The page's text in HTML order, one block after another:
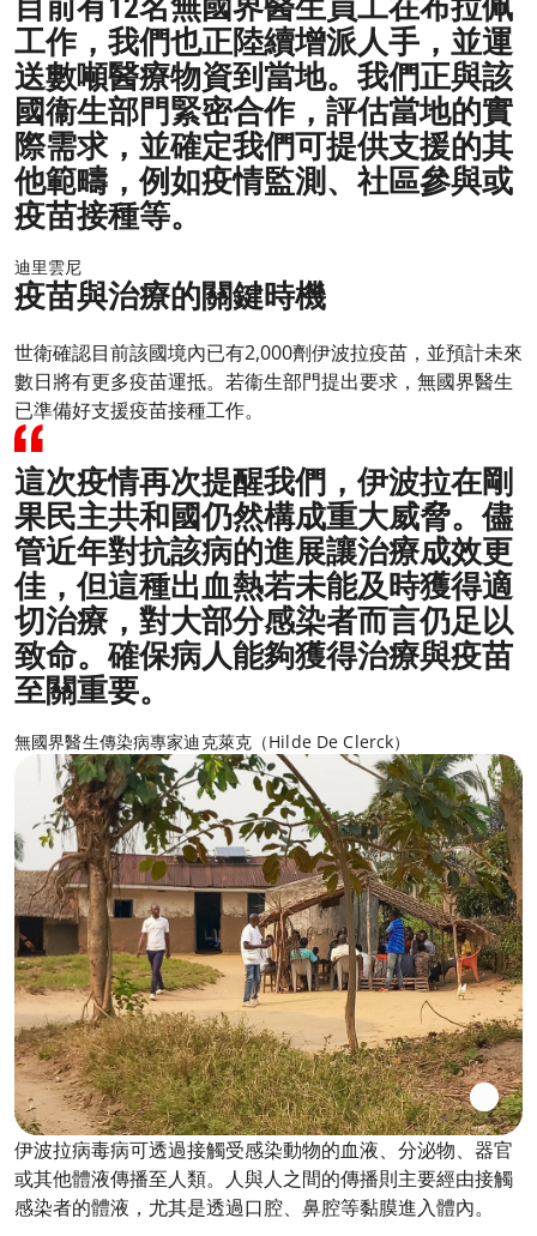
目前有12名無國界醫生員工在布拉佩
工作，我們也正陸續增派人手，並運
送數噸醫療物資到當地。我們正與該
國衞生部門緊密合作，評估當地的實
際需求，並確定我們可提供支援的其
他範疇，例如疫情監測、社區參與或
疫苗接種等。
迪里雲尼
疫苗與治療的關鍵時機
世衛確認目前該國境內已有2,000劑伊波拉疫苗，並預計未來
數日將有更多疫苗運抵。若衞生部門提出要求，無國界醫生
已準備好支援疫苗接種工作。
這次疫情再次提醒我們，伊波拉在剛
果民主共和國仍然構成重大威脅。儘
管近年對抗該病的進展讓治療成效更
佳，但這種出血熱若未能及時獲得適
切治療，對大部分感染者而言仍足以
致命。確保病人能夠獲得治療與疫苗
至關重要。
無國界醫生傳染病專家迪克萊克（Hilde De Clerck）
伊波拉病毒病可透過接觸受感染動物的血液、分泌物、器官
或其他體液傳播至人類。人與人之間的傳播則主要經由接觸
感染者的體液，尤其是透過口腔、鼻腔等黏膜進入體內。